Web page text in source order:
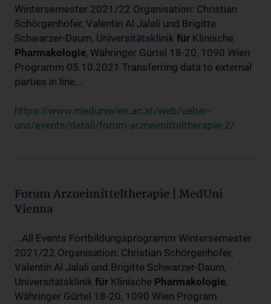
Wintersemester 2021/22 Organisation: Christian
Schörgenhofer, Valentin Al Jalali und Brigitte
Schwarzer-Daum, Universitätsklinik für Klinische
Pharmakologie, Währinger Gürtel 18-20, 1090 Wien
Programm 05.10.2021 Transferring data to external
parties in line...
https://www.meduniwien.ac.at/web/ueber-
uns/events/detail/forum-arzneimitteltherapie-2/
Forum Arzneimitteltherapie | MedUni
Vienna
...All Events Fortbildungsprogramm Wintersemester
2021/22 Organisation: Christian Schörgenhofer,
Valentin Al Jalali und Brigitte Schwarzer-Daum,
Universitätsklinik für Klinische Pharmakologie,
Währinger Gürtel 18-20, 1090 Wien Program